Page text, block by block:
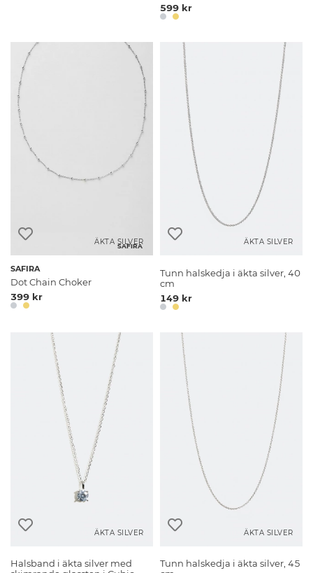
599 kr
SAFIRA
ÄKTA SILVER
SAFIRA
Dot Chain Choker
399 kr
ÄKTA SILVER
Tunn halskedja i äkta silver, 40
cm
149 kr
ÄKTA SILVER
Halsband i äkta silver med
ÄKTA SILVER
Tunn halskedja i äkta silver, 45